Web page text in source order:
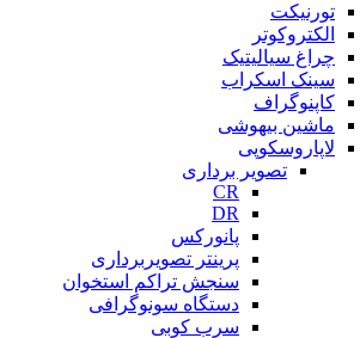
تورنیکت
الکتروکوتر
چراغ سیالیتیک
سینک اسکراب
کاپنوگراف
ماشین بیهوشی
لاپاروسکوپی
تصویر برداری
CR
DR
پانورکس
پرینتر تصویربرداری
سنجش تراکم استخوان
دستگاه سونوگرافی
سرب کوبی